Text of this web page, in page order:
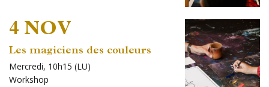
4 NOV
Les magiciens des couleurs
Mercredi, 10h15 (LU)
Workshop